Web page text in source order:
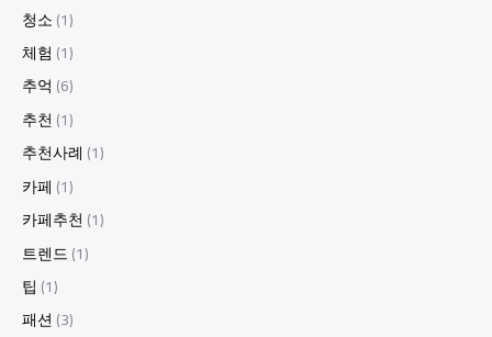
청소(1)
체험 (1)
추억 (6)
추천(1)
추천사례 (1)
카페 (1)
카페추천(1)
트렌드(1)
팁 (1)
패션(3)